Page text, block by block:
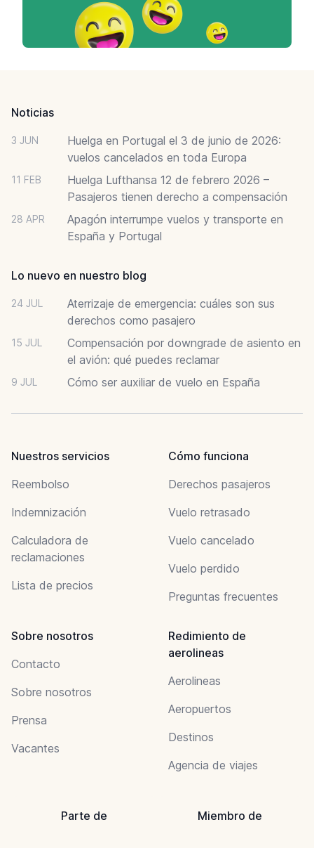
Noticias
3 JUN
Huelga en Portugal el 3 de junio de 2026:
vuelos cancelados en toda Europa
11 FEB
Huelga Lufthansa 12 de febrero 2026 –
Pasajeros tienen derecho a compensación
28 APR
Apagón interrumpe vuelos y transporte en
España y Portugal
Lo nuevo en nuestro blog
24 JUL
Aterrizaje de emergencia: cuáles son sus
derechos como pasajero
15 JUL
Compensación por downgrade de asiento en
el avión: qué puedes reclamar
9 JUL Cómo ser auxiliar de vuelo en España
Nuestros servicios
Reembolso
Indemnización
Calculadora de
reclamaciones
Lista de precios
Cómo funciona
Derechos pasajeros
Vuelo retrasado
Vuelo cancelado
Vuelo perdido
Preguntas frecuentes
Sobre nosotros
Contacto
Sobre nosotros
Prensa
Vacantes
Redimiento de
aerolineas
Aerolineas
Aeropuertos
Destinos
Agencia de viajes
Parte de Miembro de